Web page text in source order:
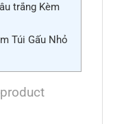
trắng Kèm
Túi Gấu Nhỏ